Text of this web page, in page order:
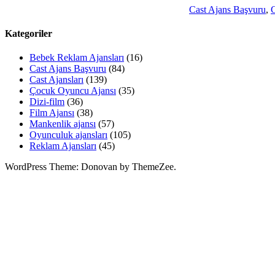
Cast Ajans Başvuru,
Kategoriler
Bebek Reklam Ajansları (16)
Cast Ajans Başvuru (84)
Cast Ajansları (139)
Çocuk Oyuncu Ajansı (35)
Dizi-film (36)
Film Ajansı (38)
Mankenlik ajansı (57)
Oyunculuk ajansları (105)
Reklam Ajansları (45)
WordPress Theme: Donovan by ThemeZee.